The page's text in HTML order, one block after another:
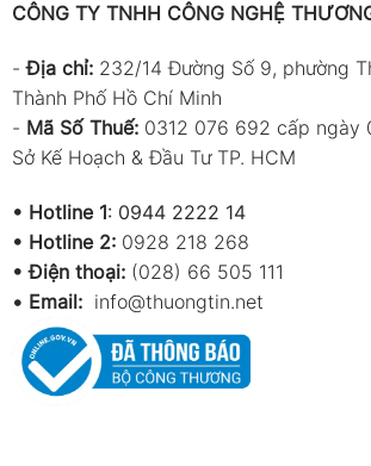
CÔNG TY TNHH CÔNG NGHỆ
-Địa chỉ: 232/14 Đường Số 9, phường
Thành Phố Hồ Chí Minh
- Mã Số Thuế: 0312 076 692 cấp ngày
Sở Kế Hoạch & Đầu Tư TP. HCM
• Hotline 1: 0944 2222 14
• Hotline 2: 0928 218 268
• Điện thoại: (028) 66 505 111
• Email: info@thuongtin.net